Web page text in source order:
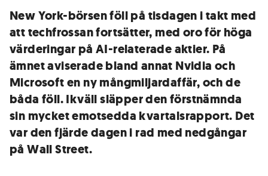
New York-börsen föll på tisdagen i takt med
att techfrossan fortsätter, med oro för höga
värderingar på AI-relaterade aktier. På
ämnet aviserade bland annat Nvidia och
Microsoft en ny mångmiljardaffär, och de
båda föll. Ikväll släpper den förstnämnda
sin mycket emotsedda kvartalsrapport. Det
var den fjärde dagen i rad med nedgångar
på Wall Street.